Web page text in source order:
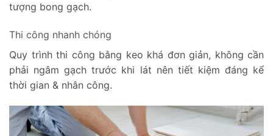
tượng bong gạch.
Thi công nhanh chóng
Quy trình thi công bằng keo khá đơn giản, không cần
phải ngâm gạch trước khi lát nên tiết kiệm đáng kể
thời gian & nhân công.